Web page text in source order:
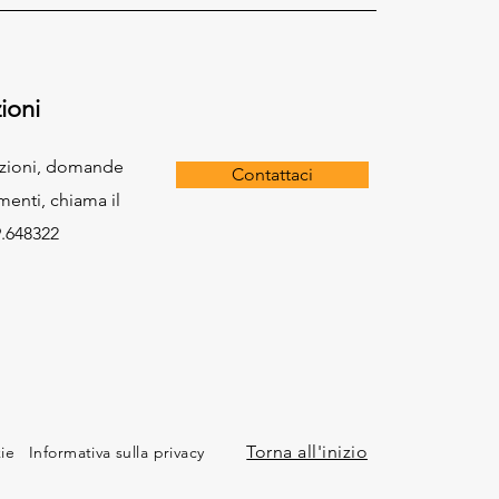
domande
chiama il
Contattaci
Informativa sulla privacy Torna all'inizio